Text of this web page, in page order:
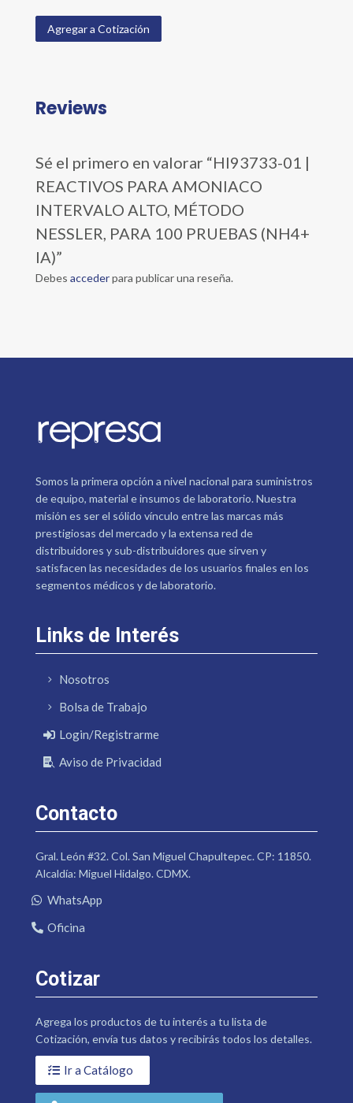
Agregar a Cotización
Reviews
Sé el primero en valorar “HI93733-01 |
REACTIVOS PARA AMONIACO
INTERVALO ALTO, MÉTODO
NESSLER, PARA 100 PRUEBAS (NH4+
IA)”
Debes accederpara publicar una reseña.
Somos la primera opción a nivel nacional para suministros
de equipo, material e insumos de laboratorio. Nuestra
misión es ser el sólido vínculo entre las marcas más
prestigiosas del mercado y la extensa red de
distribuidores y sub-distribuidores que sirven y
satisfacen las necesidades de los usuarios finales en los
segmentos médicos y de laboratorio.
Links de Interés
Nosotros
Bolsa de Trabajo
Login/Registrarme
Aviso de Privacidad
Contacto
Gral. León #32. Col. San Miguel Chapultepec. CP: 11850.
Alcaldía: Miguel Hidalgo. CDMX.
WhatsApp
Oficina
Cotizar
Agrega los productos de tu interés a tu lista de
Cotización, envía tus datos y recibirás todos los detalles.
Ir a Catálogo